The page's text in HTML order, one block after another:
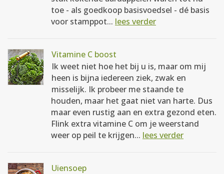
toe - als goedkoop basisvoedsel - dé basis
voor stamppot... lees verder
Vitamine C boost
Ik weet niet hoe het bij u is, maar om mij
heen is bijna iedereen ziek, zwak en
misselijk. Ik probeer me staande te
houden, maar het gaat niet van harte. Dus
maar even rustig aan en extra gezond eten.
Flink extra vitamine C om je weerstand
weer op peil te krijgen... lees verder
Uiensoep